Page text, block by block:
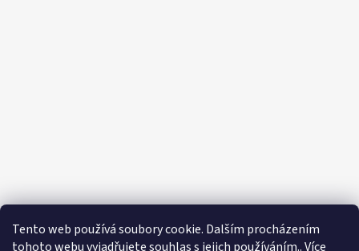
Tento web používá soubory cookie. Dalším procházením
tohoto webu vyjadřujete souhlas s jejich používáním.. Více